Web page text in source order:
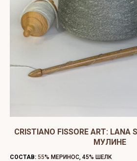
CRISTIANO FISSORE ART:
МУЛИНЕ
СОСТАВ: 55% МЕРИНОС, 45% ШЕЛК